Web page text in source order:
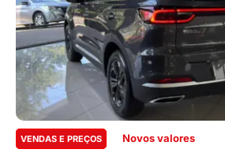
VENDAS E PREÇOS Novos valores